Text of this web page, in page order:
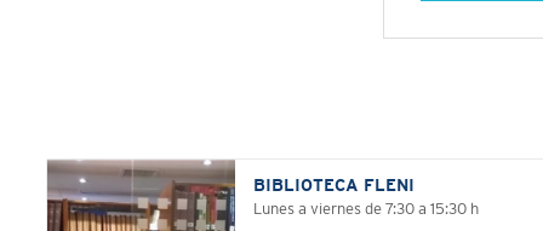
BIBLIOTECA FLENI
Lunes a viernes de 7:30 a 15:30 h